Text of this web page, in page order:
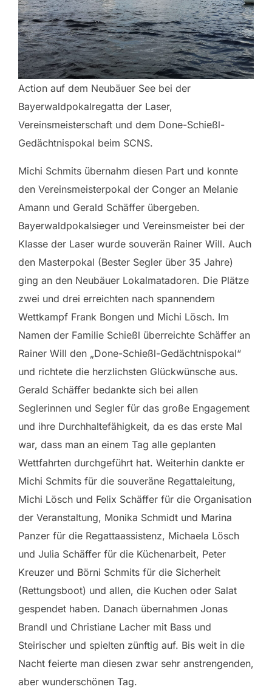
Action auf dem Neubäuer See bei der
Bayerwaldpokalregatta der Laser,
Vereinsmeisterschaft und dem Done-Schießl-
Gedächtnispokal beim SCNS.
Michi Schmits übernahm diesen Part und konnte
den Vereinsmeisterpokal der Conger an Melanie
Amann und Gerald Schäffer übergeben.
Bayerwaldpokalsieger und Vereinsmeister bei der
Klasse der Laser wurde souverän Rainer Will. Auch
den Masterpokal (Bester Segler über 35 Jahre)
ging an den Neubäuer Lokalmatadoren. Die Plätze
zwei und drei erreichten nach spannendem
Wettkampf Frank Bongen und Michi Lösch. Im
Namen der Familie Schießl überreichte Schäffer an
Rainer Will den „Done-Schießl-Gedächtnispokal“
und richtete die herzlichsten Glückwünsche aus.
Gerald Schäffer bedankte sich bei allen
Seglerinnen und Segler für das große Engagement
und ihre Durchhaltefähigkeit, da es das erste Mal
war, dass man an einem Tag alle geplanten
Wettfahrten durchgeführt hat. Weiterhin dankte er
Michi Schmits für die souveräne Regattaleitung,
Michi Lösch und Felix Schäffer für die Organisation
der Veranstaltung, Monika Schmidt und Marina
Panzer für die Regattaassistenz, Michaela Lösch
und Julia Schäffer für die Küchenarbeit, Peter
Kreuzer und Börni Schmits für die Sicherheit
(Rettungsboot) und allen, die Kuchen oder Salat
gespendet haben. Danach übernahmen Jonas
Brandl und Christiane Lacher mit Bass und
Steirischer und spielten zünftig auf. Bis weit in die
Nacht feierte man diesen zwar sehr anstrengenden,
aber wunderschönen Tag.